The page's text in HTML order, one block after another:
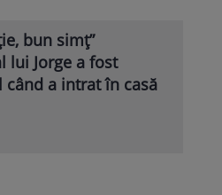
bun simț”
lui Jorge a fost
când a intrat în casă